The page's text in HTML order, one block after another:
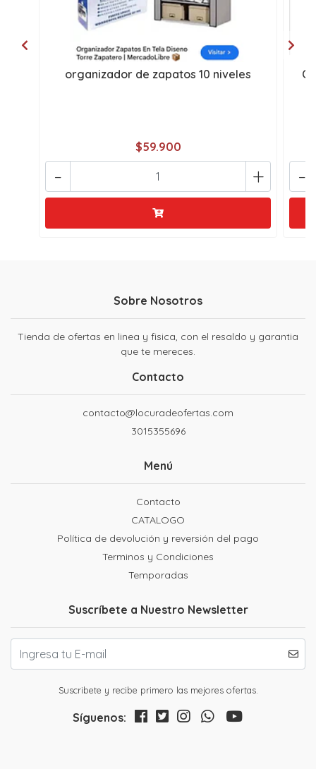
organizador de zapatos 10 niveles
$59.900
+
- -
Sobre Nosotros
Tienda de ofertas en linea y fisica, con el resaldo y garantia
que te mereces.
Contacto
contacto@locuradeofertas.com
3015355696
Menú
Contacto
CATALOGO
Política de devolución y reversión del pago
Terminos y Condiciones
Temporadas
Suscríbete a Nuestro Newsletter
Suscribete y recibe primero las mejores ofertas.
Síguenos: